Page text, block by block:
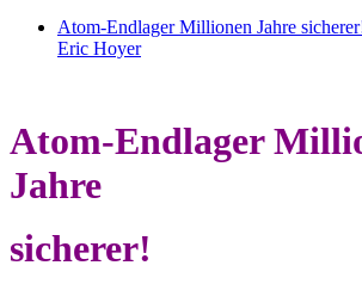
Atom-Endlager Millionen Jahre
Eric Hoyer
Atom-Endlager
Jahre
sicherer!